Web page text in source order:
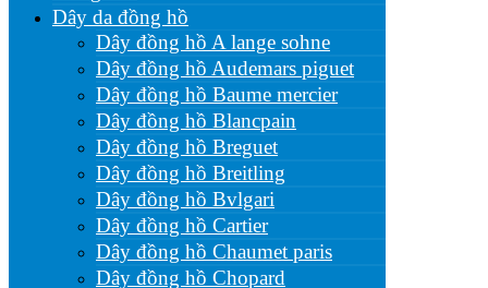
Dây da đồng hồ
Dây đồng hồ A lange sohne
Dây đồng hồ Audemars piguet
Dây đồng hồ Baume mercier
Dây đồng hồ Blancpain
Dây đồng hồ Breguet
Dây đồng hồ Breitling
Dây đồng hồ Bvlgari
Dây đồng hồ Cartier
Dây đồng hồ Chaumet paris
Dây đồng hồ Chopard